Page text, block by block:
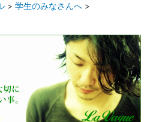
> 学生のみなさんへ >